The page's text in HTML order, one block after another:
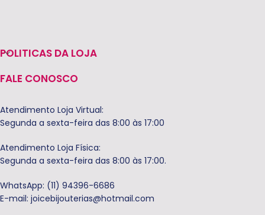
POLITICAS DA LOJA
FALE CONOSCO
Atendimento Loja Virtual:
Segunda a sexta-feira das 8:00 às 17:00
Atendimento Loja Física:
Segunda a sexta-feira das 8:00 às 17:00.
WhatsApp: (11) 94396-6686
E-mail: joicebijouterias@hotmail.com